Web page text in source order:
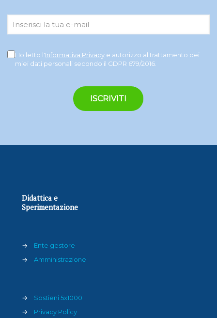
Ho letto l'Informativa Privacye autorizzo al trattamento dei
miei dati personali secondo il GDPR 679/2016.
Didattica e
Sperimentazione
→
Ente gestore
→
Amministrazione
→
Sostieni 5x1000
→
Privacy Policy